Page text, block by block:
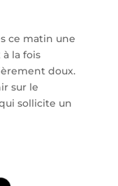
ce matin une
la fois
doux.
sur le
sollicite un